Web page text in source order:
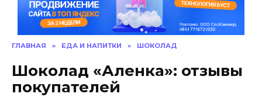
ГЛАВНАЯ » ЕДА И НАПИТКИ » ШОКОЛАД
Шоколад «Аленка»: отзывы
покупателей